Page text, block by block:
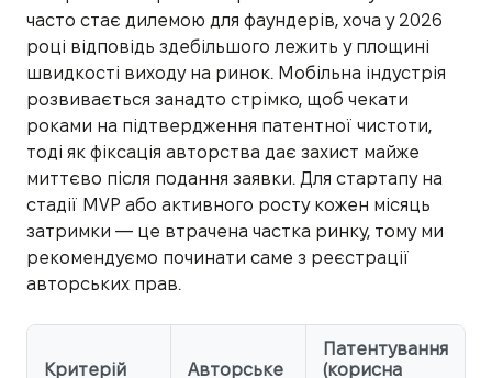
часто стає дилемою для фаундерів, хоча у 2026
році відповідь здебільшого лежить у площині
швидкості виходу на ринок. Мобільна індустрія
розвивається занадто стрімко, щоб чекати
роками на підтвердження патентної чистоти,
тоді як фіксація авторства дає захист майже
миттєво після подання заявки. Для стартапу на
стадії MVP або активного росту кожен місяць
затримки — це втрачена частка ринку, тому ми
рекомендуємо починати саме з реєстрації
авторських прав.
Критерій
Авторське
Патентування
(корисна